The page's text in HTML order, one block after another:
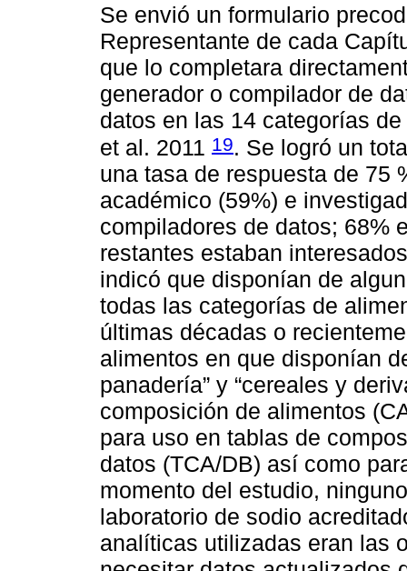
Se envió un formulario
Representante de cada
que lo completara
generador o compilador de
datos en las 14 categorías
et al. 2011 19. Se logró un
una tasa de respuesta de 75
académico (59%) e
compiladores de datos; 68%
restantes estaban
indicó que disponían de
todas las categorías de
últimas décadas o
alimentos en que disponían
panadería” y “cereales y
composición de alimentos
para uso en tablas de
datos (TCA/DB) así como
momento del estudio,
laboratorio de sodio
analíticas utilizadas eran las